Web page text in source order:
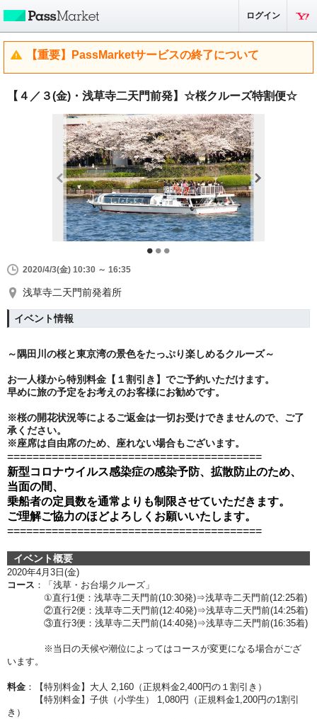
ログイン
【重要】PassMarketサービスの終了について
【４／３(金)・浅草寺二天門前発】☆桜クルーズ特割便☆
2020/4/3(金) 10:30 ～ 16:35
浅草寺二天門前発着所
イベント情報
～隅田川の桜と東京湾の景色をたっぷり楽しめるクルーズ～
お一人様から特別料金【１割引き】でご予約いただけます。
早めに旅の予定をお考えのお客様にお勧めです。
※桜の開花状況等によるご返金は一切お受けできませんので、ご了
承ください。
※座席は自由席のため、座れない場合もございます。
========================================
新型コロナウイルス感染症の感染予防、拡散防止のため、
当面の間、
乗船者の定員数を通常よりも制限させていただきます。
ご理解ご協力のほどよろしくお願いいたします。
========================================
イベント概要
2020年4月3 日(金)
コース ：「浅草・お台場クルーズ」
①直行1便：浅草寺二天門前(10:30発)⇒浅草寺二天門前(12:25着)
②直行2便：浅草寺二天門前(12:40発)⇒浅草寺二天門前(14:25着)
③直行3便：浅草寺二天門前(14:40発)⇒浅草寺二天門前(16:35着)
※当日の天候や潮位によってはコースが変更になる場合がござ
います。
料金 ：【特別料金】大人 2,160（正規料金2,400円の１割引き）
【特別料金】子供（小学生） 1,080円（正規料金1,200円の1割引
き）